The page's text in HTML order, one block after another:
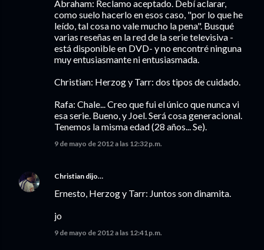
Abraham: Reclamo aceptado. Debí aclarar,
como suelo hacerlo en esos caso, "por lo que he
leído, tal cosa no vale mucho la pena". Busqué
varias reseñas en la red de la serie televisiva -
está disponible en DVD- y no encontré ninguna
muy entusiasmante ni entusiasmada.
Christian: Herzog y Tarr: dos tipos de cuidado.
Rafa: Chale... Creo que fui el único que nunca vi
esa serie. Bueno, y Joel. Será cosa generacional.
Tenemos la misma edad (28 años... Se).
9 de mayo de 2012 a las 12:32 p.m.
Christian dijo…
Ernesto, Herzog y Tarr: Juntos son dinamita.
jo
9 de mayo de 2012 a las 12:41 p.m.